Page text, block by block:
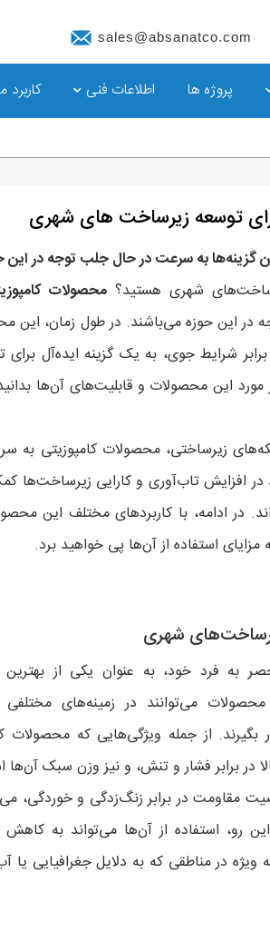
sales@absanatco.com
پروژه ها اطلاعات فنی
توسعه زیرساخت‌ های شهری
گزینه‌ها به سرعت در حال جلب توجه در این
شهری هستید؟محصولات
در این حوزه می‌باشند. در طول زمان، این
شرایط جوی، به یک گزینه ایده‌آل
این محصولات و قابلیت‌های آن‌ها
زیرساختی، محصولات کامپوزیتی به
در افزایش تاب‌آوری و کارایی زیرساخت‌ها
در ادامه، با کاربردهای مختلف این
استفاده از آن‌ها پی خواهید برد.
شهری
به فرد خود، به عنوان یکی از
می‌توانند در زمینه‌های
بگیرند. از جمله ویژگی‌هایی که محصولات
در برابر فشار و تنش، و نیز وزن سبک آن‌ها
مقاومت در برابر زنگ‌زدگی و خوردگی،
رو، استفاده از آن‌ها می‌تواند به
در مناطقی که به دلایل جغرافیایی یا